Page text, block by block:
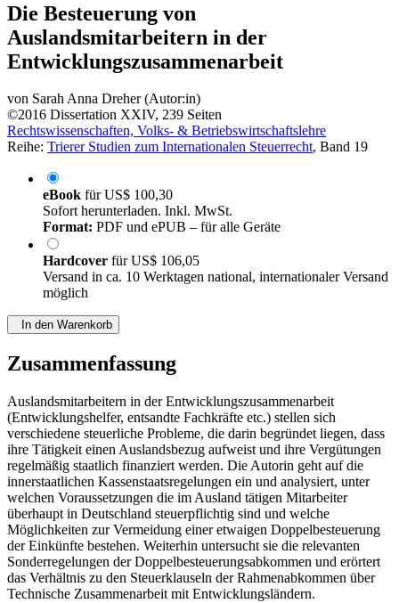
Die Besteuerung von
Auslandsmitarbeitern in der
Entwicklungszusammenarbeit
von Sarah Anna Dreher (Autor:in)
©2016 Dissertation XXIV, 239 Seiten
Rechtswissenschaften, Volks- & Betriebswirtschaftslehre
Reihe: Trierer Studien zum Internationalen Steuerrecht, Band 19
eBook fürUS$ 100,30
Sofort herunterladen. Inkl. MwSt.
Format: PDF und ePUB – für alle Geräte
Hardcover fürUS$ 106,05
Versand in ca. 10 Werktagen national, internationaler Versand
möglich
In den Warenkorb
Zusammenfassung
Auslandsmitarbeitern in der Entwicklungszusammenarbeit
(Entwicklungshelfer, entsandte Fachkräfte etc.) stellen sich
verschiedene steuerliche Probleme, die darin begründet liegen, dass
ihre Tätigkeit einen Auslandsbezug aufweist und ihre Vergütungen
regelmäßig staatlich finanziert werden. Die Autorin geht auf die
innerstaatlichen Kassenstaatsregelungen ein und analysiert, unter
welchen Voraussetzungen die im Ausland tätigen Mitarbeiter
überhaupt in Deutschland steuerpflichtig sind und welche
Möglichkeiten zur Vermeidung einer etwaigen Doppelbesteuerung
der Einkünfte bestehen. Weiterhin untersucht sie die relevanten
Sonderregelungen der Doppelbesteuerungsabkommen und erörtert
das Verhältnis zu den Steuerklauseln der Rahmenabkommen über
Technische Zusammenarbeit mit Entwicklungsländern.